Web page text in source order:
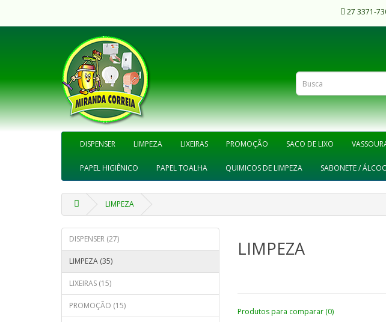
27 3371-
DISPENSER LIMPEZA LIXEIRAS PROMOÇÃO SACO DE LIXO
PAPEL HIGIÊNICO PAPEL TOALHA QUIMICOS DE LIMPEZA SABONETE /
LIMPEZA
DISPENSER (27)
LIMPEZA (35)
LIXEIRAS (15)
PROMOÇÃO (15)
LIMPEZA
Produtos para comparar (0)